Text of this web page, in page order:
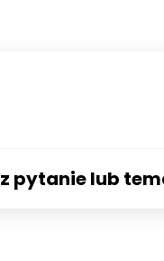
pytanie lub